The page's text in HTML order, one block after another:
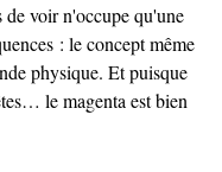
de voir n'occupe qu'une
: le concept même
physique. Et puisque
le magenta est bien